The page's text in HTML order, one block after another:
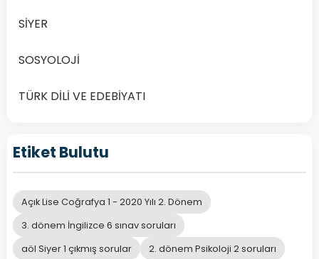
Deney
gözlemlere
yukarıda
yapan
kimdir?
Joseph
SİYER
SOSYOLOJİ
TÜRK DİLİ VE EDEBİYATI
Etiket Bulutu
Açık Lise Coğrafya 1 - 2020 Yılı 2. Dönem
3. dönem İngilizce 6 sınav soruları
aöl Siyer 1 çıkmış sorular
2. dönem Psikoloji 2 soruları